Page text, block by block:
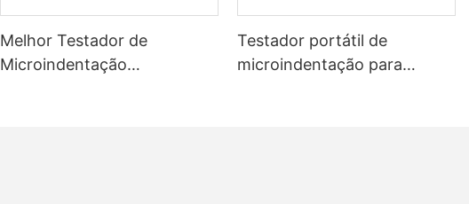
Melhor Testador de
Microindentação
Testador portátil de
microindentação para